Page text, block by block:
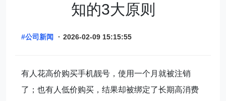
知的3大原则
#公司新闻 · 2026-02-09 15:15:55
有人花高价购买手机靓号，使用一个月就被注销
了；也有人低价购买，结果却被绑定了长期高消费